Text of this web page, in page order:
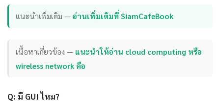
แนะนำเพิ่มเติม —อ่านเพิ่มเติมที่ SiamCafeBook
เนื้อหาเกี่ยวข้อง — แนะนำให้อ่าน cloud computing หรือ
wireless network คือ
Q: มี GUI ไหม?